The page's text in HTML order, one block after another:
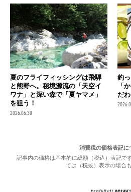
夏のフライフィッシングは飛騨
と熊野へ。秘境源流の「天空イ
ワナ」と深い森で「夏ヤマメ」
を狙う！
2026.06.30
釣
「
だ
消費税の価格表記に
記事内の価格は基本的に総額（税込）表記で
ては（税抜）表示の場合